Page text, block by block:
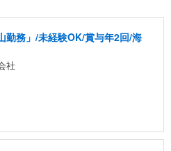
勤務」/未経験OK/賞与年2回/海
社